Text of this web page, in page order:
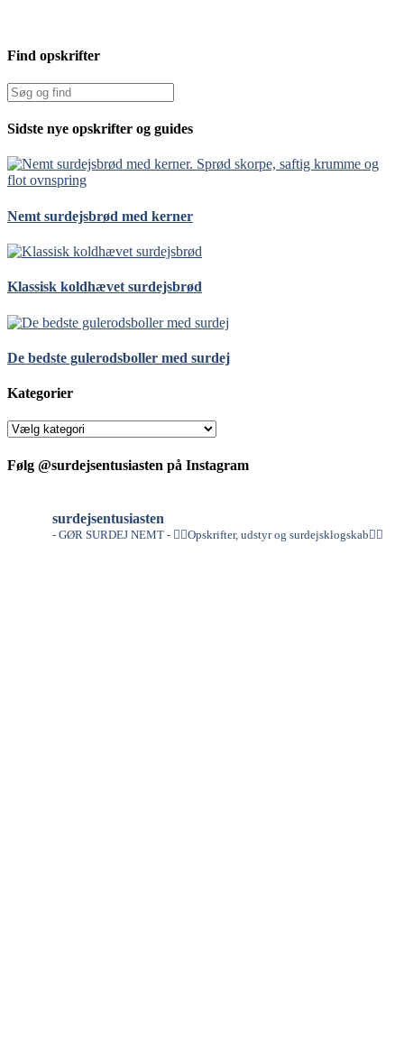
Find opskrifter
Sidste nye opskrifter og guides
Nemt surdejsbrød med kerner
Klassisk koldhævet surdejsbrød
De bedste gulerodsboller med surdej
Kategorier
Kategorier
Følg @surdejsentusiasten på Instagram
surdejsentusiasten
- GØR SURDEJ NEMT - 👇🏻Opskrifter, udstyr og surdejsklogskab👇🏻